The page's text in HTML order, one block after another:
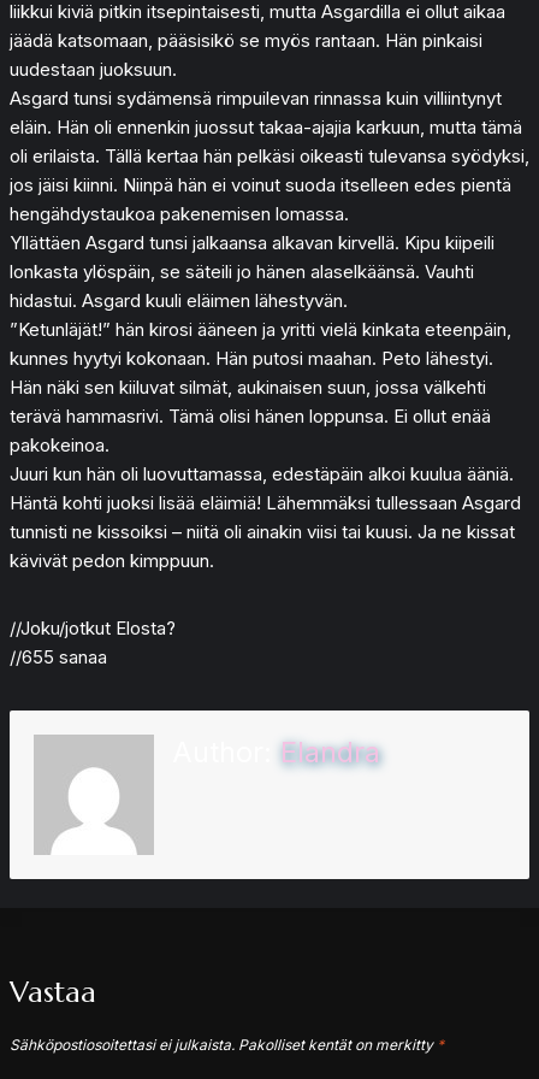
liikkui kiviä pitkin itsepintaisesti, mutta Asgardilla ei ollut aikaa
jäädä katsomaan, pääsisikö se myös rantaan. Hän pinkaisi
uudestaan juoksuun.
Asgard tunsi sydämensä rimpuilevan rinnassa kuin villiintynyt
eläin. Hän oli ennenkin juossut takaa-ajajia karkuun, mutta tämä
oli erilaista. Tällä kertaa hän pelkäsi oikeasti tulevansa syödyksi,
jos jäisi kiinni. Niinpä hän ei voinut suoda itselleen edes pientä
hengähdystaukoa pakenemisen lomassa.
Yllättäen Asgard tunsi jalkaansa alkavan kirvellä. Kipu kiipeili
lonkasta ylöspäin, se säteili jo hänen alaselkäänsä. Vauhti
hidastui. Asgard kuuli eläimen lähestyvän.
”Ketunläjät!” hän kirosi ääneen ja yritti vielä kinkata eteenpäin,
kunnes hyytyi kokonaan. Hän putosi maahan. Peto lähestyi.
Hän näki sen kiiluvat silmät, aukinaisen suun, jossa välkehti
terävä hammasrivi. Tämä olisi hänen loppunsa. Ei ollut enää
pakokeinoa.
Juuri kun hän oli luovuttamassa, edestäpäin alkoi kuulua ääniä.
Häntä kohti juoksi lisää eläimiä! Lähemmäksi tullessaan Asgard
tunnisti ne kissoiksi – niitä oli ainakin viisi tai kuusi. Ja ne kissat
kävivät pedon kimppuun.
//Joku/jotkut Elosta?
//655 sanaa
Elandra
Vastaa
Sähköpostiosoitettasi ei julkaista. Pakolliset kentät on merkitty *